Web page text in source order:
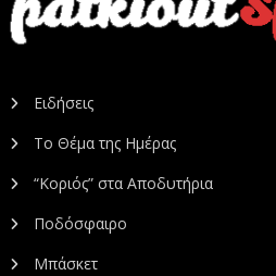
Ειδήσεις
Το Θέμα της Ημέρας
“Κοριός” στα Αποδυτήρια
Ποδόσφαιρο
Μπάσκετ